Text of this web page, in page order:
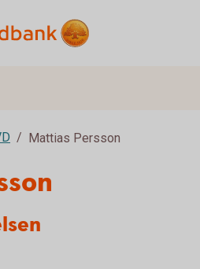
Mattias Persson